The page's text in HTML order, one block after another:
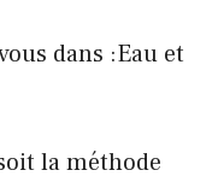
dans :Eau et
la méthode